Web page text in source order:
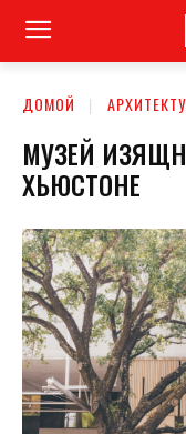
ДОМОЙ
МУЗЕЙ
ХЬЮСТОНЕ